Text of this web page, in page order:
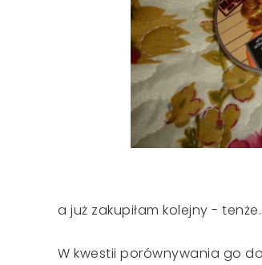
a już zakupiłam kolejny - tenże.
W kwestii porównywania go do